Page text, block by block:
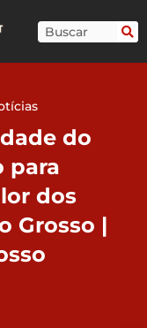
Pesquisar
do
para
dos
Grosso |